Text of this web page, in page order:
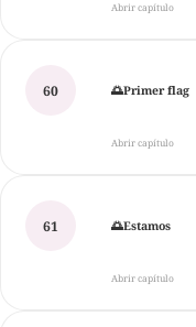
Abrir capítulo
60 🌅Primer flag
Abrir capítulo
61 🌅Estamos
Abrir capítulo